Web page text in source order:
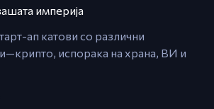
империја
ап катови со различни
испорака на храна, ВИ и